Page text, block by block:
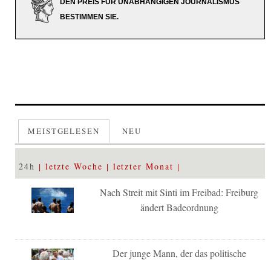
BESTIMMEN SIE.
MEISTGELESEN NEU
24h letzte Woche letzter Monat
Nach Streit mit Sinti im Freibad: Freiburg
ändert Badeordnung
Der junge Mann, der das politische